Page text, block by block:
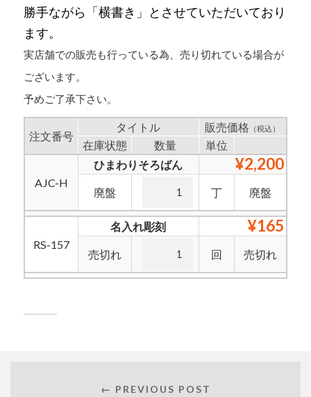
勝手ながら「横書き」とさせていただいており
ます。
実店舗での販売も行っている為、売り切れている場合が
ございます。
予めご了承下さい。
注文番号
タイトル 販売価格 （税込）
在庫状態 数量 単位
AJC-H
ひまわりそろばん ¥2,200
廃盤 丁 廃盤
RS-157
名入れ彫刻 ¥165
売切れ 回 売切れ
← PREVIOUS POST